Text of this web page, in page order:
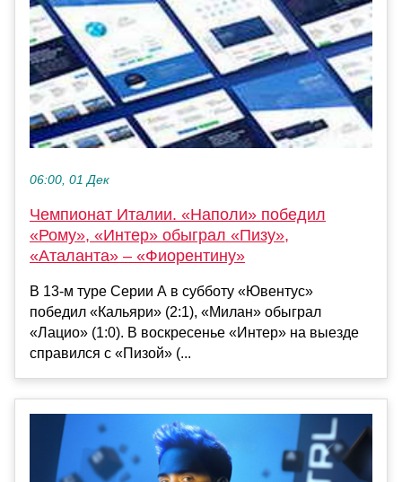
06:00, 01 Дек
Чемпионат Италии. «Наполи» победил
«Рому», «Интер» обыграл «Пизу»,
«Аталанта» – «Фиорентину»
В 13-м туре Серии А в субботу «Ювентус»
победил «Кальяри» (2:1), «Милан» обыграл
«Лацио» (1:0). В воскресенье «Интер» на выезде
справился с «Пизой» (...